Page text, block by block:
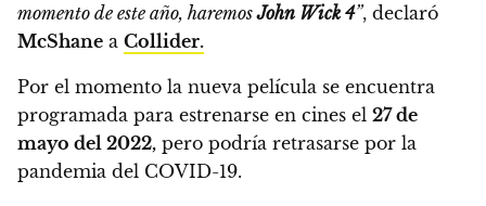
momento de este año, haremosJohn Wick 4”, declaró
McShane a Collider.
Por el momento la nueva película se encuentra
programada para estrenarse en cines el 27 de
mayo del 2022, pero podría retrasarse por la
pandemia del COVID-19.